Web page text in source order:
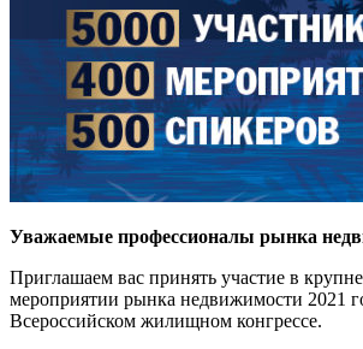
Уважаемые профессионалы рынка
Приглашаем вас принять участие в
мероприятии рынка недвижимости 2021
Всероссийском жилищном конгрессе.